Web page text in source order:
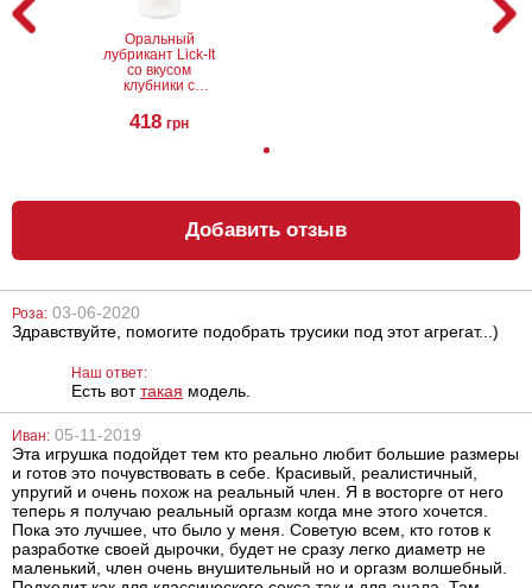
486 грн
Анальная
пробка NMC
Rattler
1180 грн
Лубрикант на
водной основе
324 грн
Кольцо кожаное
на пенис No4
Надувной
анальный
вибромассажер
Seven Creations
Оральный
лубрикант Lick-It
со вкусом
клубники с
мл
418 грн
Добавить отзыв
Роза: 03-06-2020
Здравствуйте, помогите подобрать трусики под этот агрегат...)
Наш ответ:
Есть воттакая модель.
Иван: 05-11-2019
Эта игрушка подойдет тем кто реально любит большие размеры
и готов это почувствовать в себе. Красивый, реалистичный,
упругий и очень похож на реальный член. Я в восторге от него
теперь я получаю реальный оргазм когда мне этого хочется.
Пока это лучшее, что было у меня. Советую всем, кто готов к
разработке своей дырочки, будет не сразу легко диаметр не
маленький, член очень внушительный но и оргазм волшебный.